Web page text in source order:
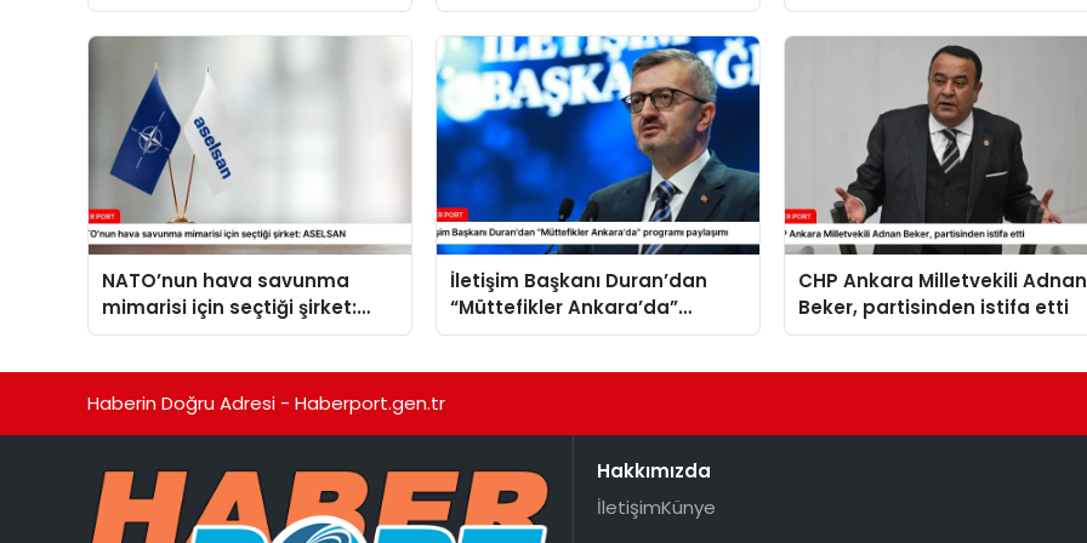
yaşam malzemesi desteği
başlatılmasına ilişkin ortak
bildiri
NATO’nun hava savunma
mimarisi için seçtiği şirket:
ASELSAN
İletişim Başkanı Duran’dan
“Müttefikler Ankara’da”
programı paylaşımı
CHP Ankara Milletvekili Adnan
Beker, partisinden istifa etti
Haberin Doğru Adresi - Haberport.gen.tr
Hakkımızda
İletişimKünye